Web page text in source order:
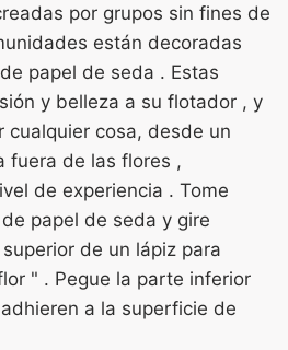
por grupos sin fines de
están decoradas
papel de seda . Estas
y belleza a su flotador , y
cualquier cosa, desde un
fuera de las flores ,
de experiencia . Tome
papel de seda y gire
de un lápiz para
" . Pegue la parte inferior
a la superficie de